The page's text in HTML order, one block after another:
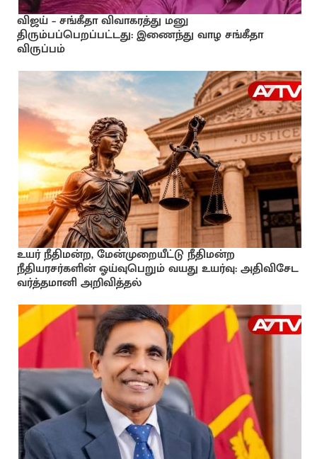
விஜய் – சங்கீதா விவாகரத்து மனு
திரும்பப்பெறப்பட்டது: இணைந்து வாழ சங்கீதா
விருப்பம்
உயர் நீதிமன்ற, மேன்முறையீட்டு நீதிமன்ற
நீதியரசர்களின் ஓய்வுபெறும் வயது உயர்வு: அதிவிசேட
வர்த்தமானி அறிவித்தல்